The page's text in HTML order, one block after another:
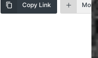
Copy Link More